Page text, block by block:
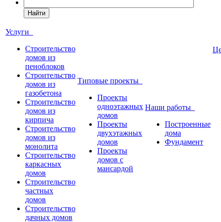
Найти
Услуги
Строительство
домов из
пеноблоков
Строительство
домов из
газобетона
Строительство
домов из
кирпича
Строительство
домов из
монолита
Строительство
каркасных
домов
Строительство
частных
домов
Строительство
дачных домов
Типовые проекты
Проекты
одноэтажных
домов
Проекты
двухэтажных
домов
Проекты
домов с
мансардой
Наши работы
Построенные
дома
Фундамент